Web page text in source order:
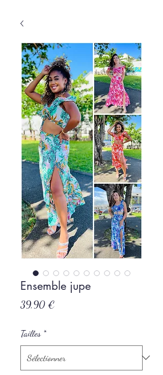
Ensemble jupe
39,90 €
Tailles *